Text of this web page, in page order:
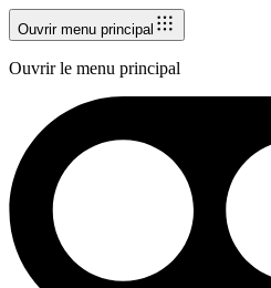
Ouvrir menu principal
Ouvrir le menu principal